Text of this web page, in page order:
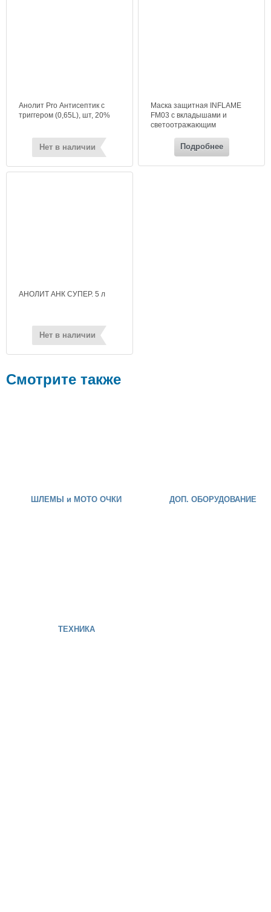
Анолит Pro Антисептик с
триггером (0,65L), шт, 20%
Нет в наличии
Маска защитная INFLAME
FM03 с вкладышами и
светоотражающим
Подробнее
АНОЛИТ АНК СУПЕР. 5 л
Нет в наличии
Смотрите также
ШЛЕМЫ и МОТО ОЧКИ ДОП. ОБОРУДОВАНИЕ
ТЕХНИКА